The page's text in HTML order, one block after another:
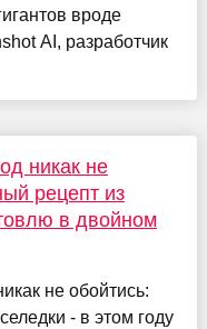
вроде
AI, разработчик
никак не
рецепт из
в двойном
не обойтись:
- в этом году